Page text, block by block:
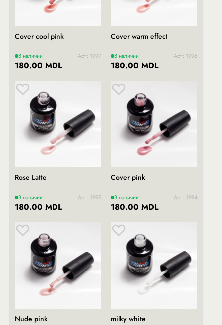
Cover cool pink
В наличии Арт.: 1997
180.00 MDL
Cover warm effect
В наличии Арт.: 1996
180.00 MDL
Rose Latte
В наличии Арт.: 1995
180.00 MDL
Cover pink
В наличии Арт.: 1994
180.00 MDL
Nude pink milky white